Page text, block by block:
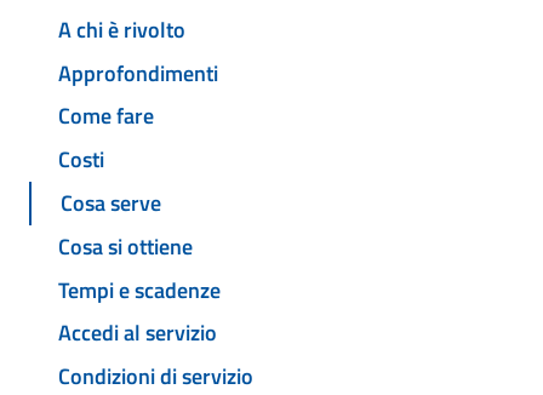
A chi è rivolto
Approfondimenti
Come fare
Costi
Cosa serve
Cosa si ottiene
Tempi e scadenze
Accedi al servizio
Condizioni di servizio